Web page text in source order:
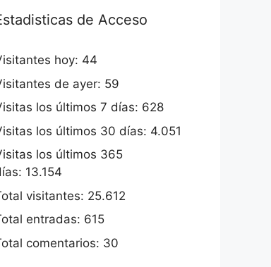
de Acceso
hoy: 44
de ayer: 59
los últimos 7 días: 628
los últimos 30 días: 4.051
los últimos 365
13.154
visitantes: 25.612
entradas: 615
comentarios: 30